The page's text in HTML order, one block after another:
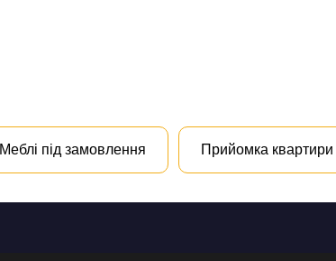
Меблі під замовлення Прийомка квартири